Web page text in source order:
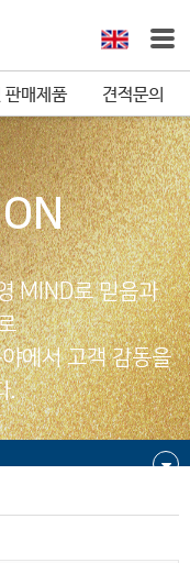
판매제품 견적문의
MIND로 믿음과
에서 고객 감동을
.